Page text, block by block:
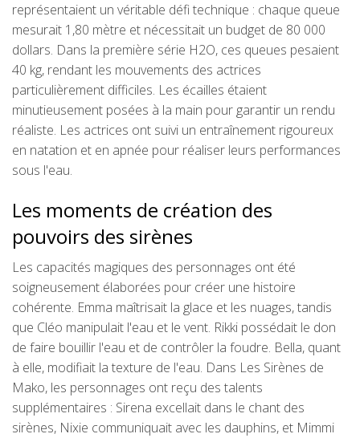
représentaient un véritable défi technique : chaque queue
mesurait 1,80 mètre et nécessitait un budget de 80 000
dollars. Dans la première série H2O, ces queues pesaient
40 kg, rendant les mouvements des actrices
particulièrement difficiles. Les écailles étaient
minutieusement posées à la main pour garantir un rendu
réaliste. Les actrices ont suivi un entraînement rigoureux
en natation et en apnée pour réaliser leurs performances
sous l'eau.
Les moments de création des
pouvoirs des sirènes
Les capacités magiques des personnages ont été
soigneusement élaborées pour créer une histoire
cohérente. Emma maîtrisait la glace et les nuages, tandis
que Cléo manipulait l'eau et le vent. Rikki possédait le don
de faire bouillir l'eau et de contrôler la foudre. Bella, quant
à elle, modifiait la texture de l'eau. Dans Les Sirènes de
Mako, les personnages ont reçu des talents
supplémentaires : Sirena excellait dans le chant des
sirènes, Nixie communiquait avec les dauphins, et Mimmi